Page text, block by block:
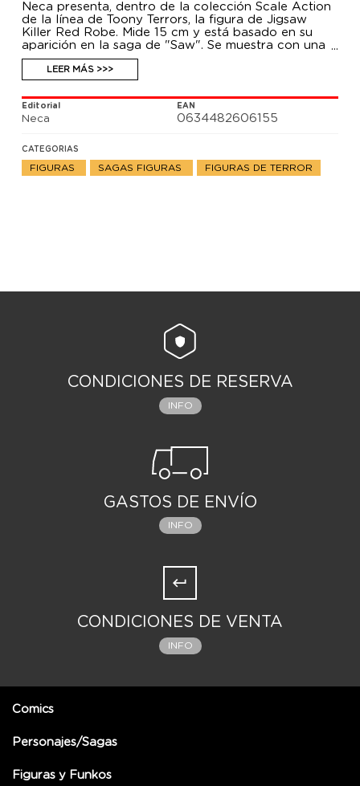
Neca presenta, dentro de la colección Scale Action
de la línea de Toony Terrors, la figura de Jigsaw
Killer Red Robe. Mide 15 cm y está basado en su
aparición en la saga de "Saw". Se muestra con una
túnica roja e incluye 1x hoja de un cuchillo, 1x
cabeza extra y 1x pañuelo. Viene en una caja con
ventana con un fondo recortable adicional.
LEER MÁS >>>
Editorial
Neca
EAN
0634482606155
CATEGORIAS
FIGURAS SAGAS FIGURAS FIGURAS DE TERROR
CONDICIONES DE RESERVA
INFO
GASTOS DE ENVÍO
INFO
CONDICIONES DE VENTA
INFO
Comics
Personajes/Sagas
Figuras y Funkos